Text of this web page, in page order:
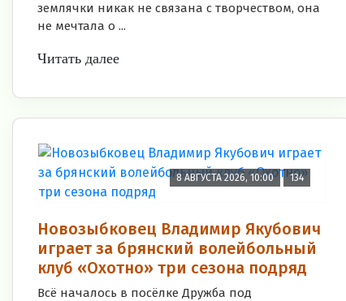
землячки никак не связана с творчеством, она
не мечтала о ...
Читать далее
8 АВГУСТА 2026, 10:00 134
Новозыбковец Владимир Якубович
играет за брянский волейбольный
клуб «Охотно» три сезона подряд
Всё началось в посёлке Дружба под